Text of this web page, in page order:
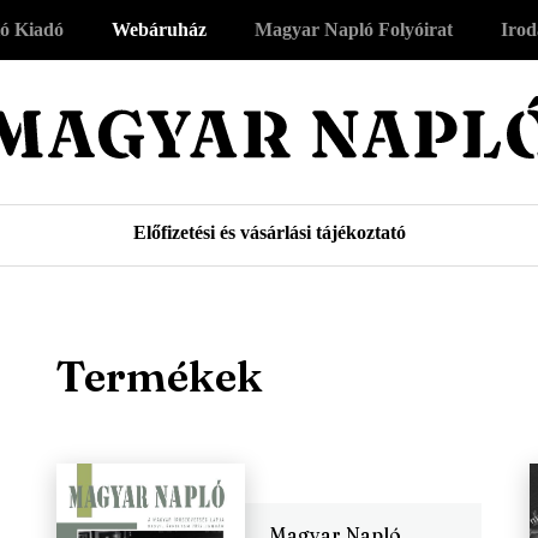
Kiadó Webáruház
Előfizetési és vásárlási tájékoztató
Magyar Napló Folyóirat
Termékek